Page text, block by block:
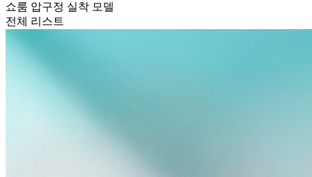
쇼룸 압구정 실착 모델
전체 리스트